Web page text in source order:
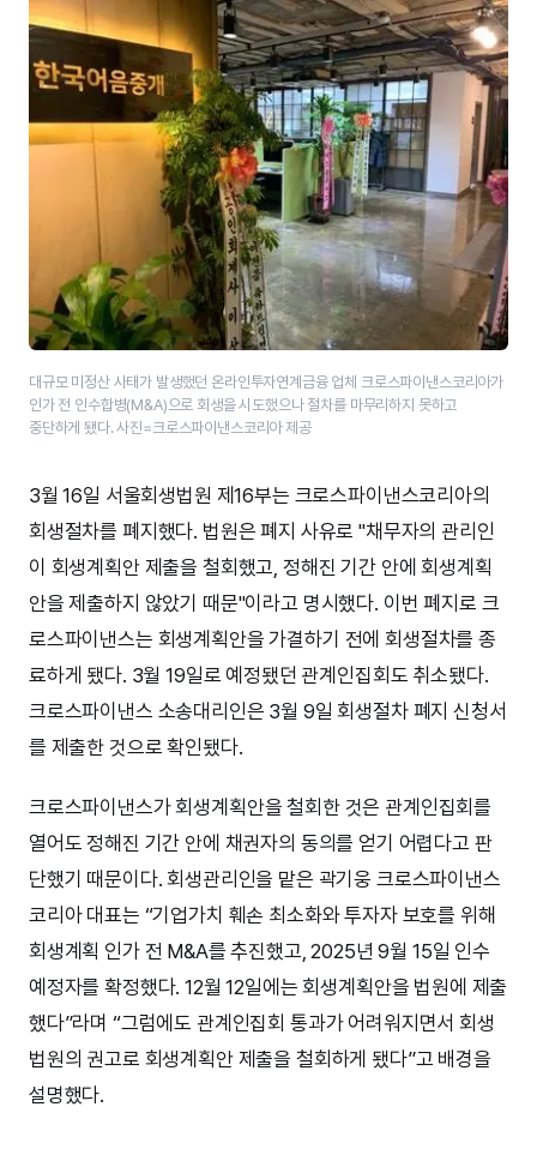
대규모 미정산 사태가 발생했던 온라인투자연계금융 업체 크로스파이낸스코리아가
인가 전 인수합병(M&A)으로 회생을 시도했으나 절차를 마무리하지 못하고
중단하게 됐다. 사진=크로스파이낸스코리아 제공
3월 16일 서울회생법원 제16부는 크로스파이낸스코리아의
회생절차를 폐지했다. 법원은 폐지 사유로 "채무자의 관리인
이 회생계획안 제출을 철회했고, 정해진 기간 안에 회생계획
안을 제출하지 않았기 때문"이라고 명시했다. 이번 폐지로 크
로스파이낸스는 회생계획안을 가결하기 전에 회생절차를 종
료하게 됐다. 3월 19일로 예정됐던 관계인집회도 취소됐다.
크로스파이낸스 소송대리인은 3월 9일 회생절차 폐지 신청서
를 제출한 것으로 확인됐다.
크로스파이낸스가 회생계획안을 철회한 것은 관계인집회를
열어도 정해진 기간 안에 채권자의 동의를 얻기 어렵다고 판
단했기 때문이다. 회생관리인을 맡은 곽기웅 크로스파이낸스
코리아 대표는 “기업가치 훼손 최소화와 투자자 보호를 위해
회생계획 인가 전 M&A를 추진했고, 2025년 9월 15일 인수
예정자를 확정했다. 12월 12일에는 회생계획안을 법원에 제출
했다”라며 “그럼에도 관계인집회 통과가 어려워지면서 회생
법원의 권고로 회생계획안 제출을 철회하게 됐다”고 배경을
설명했다.